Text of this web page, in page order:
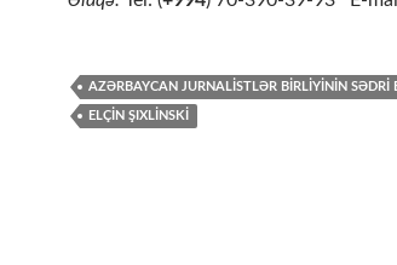
AZƏRBAYCAN JURNALISTLƏR BIRLIYININ SƏDRI
ELÇİN ŞIXLİNSKİ